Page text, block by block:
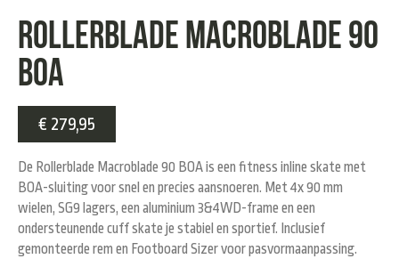
Rollerblade Macroblade 90
BOA
€ 279,95
De Rollerblade Macroblade 90 BOAis een fitness inline skate met
BOA-sluiting voor snel en precies aansnoeren. Met 4x 90 mm
wielen, SG9 lagers, een aluminium 3&4WD-frame en een
ondersteunende cuff skate je stabiel en sportief. Inclusief
gemonteerde rem en Footboard Sizer voor pasvormaanpassing.